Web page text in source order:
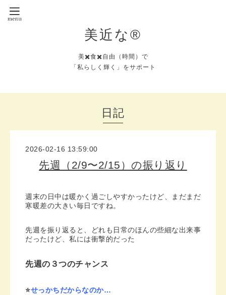
美近な®︎
美✖️食✖️自由（時間）で
「私らしく輝く」をサポート
日記
2026-02-16 13:59:00
先週（2/9〜2/15）の振り返り
週末の日中は暖かく過ごしやすかったけど、まだまだ
寒暖差の大きい毎日ですね。
先週を振り返ると、どれも日常のほんの些細な出来事
だったけど、私には衝撃的だった
先週の３つのチャンス
⭐️せっかちだからなのか…